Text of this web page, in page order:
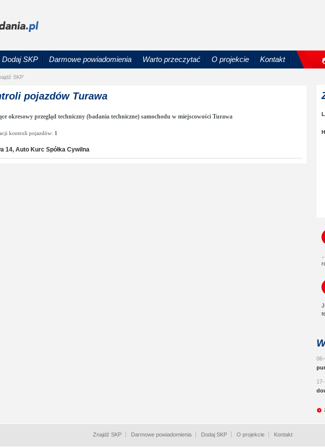
Dodaj SKP Darmowe powiadomienia Warto przeczytać O projekcie Kontakt
SKP
pojazdów Turawa
okresowy przegląd techniczny (badania techniczne) samochodu w miejscowości Turawa
kontroli pojazdów: 1
14, Auto Kurc Spółka Cywilna
Znajdź SKP Darmowe powiadomienia Dodaj SKP O projekcie Kontakt